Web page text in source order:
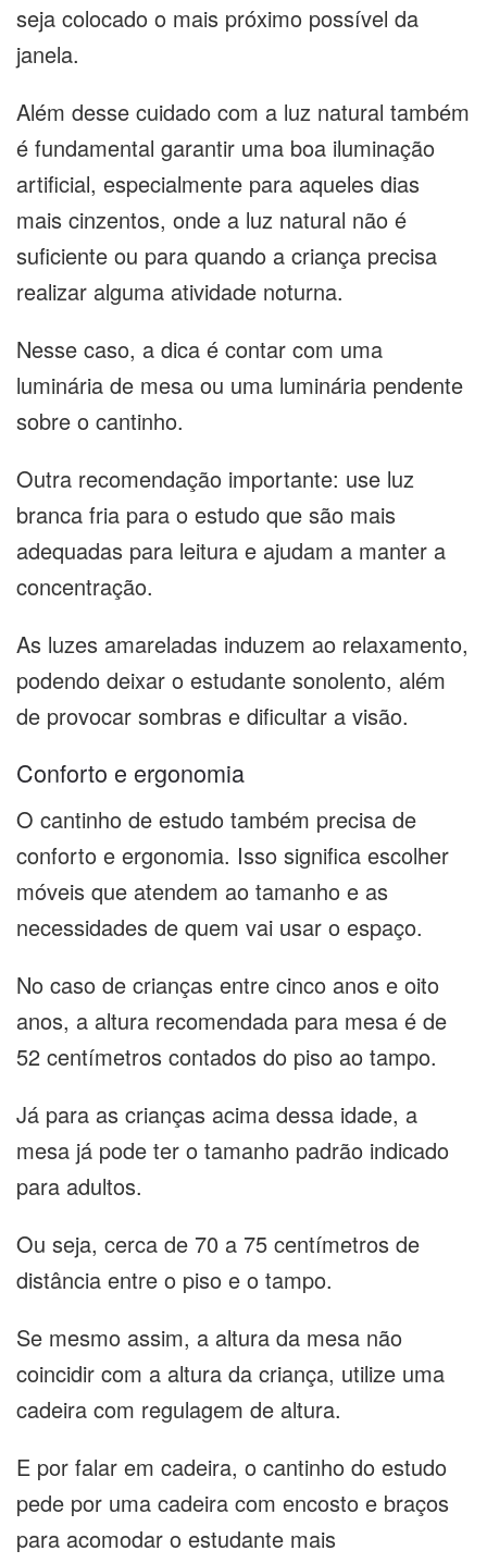
seja colocado o mais próximo possível da
janela.
Além desse cuidado com a luz natural também
é fundamental garantir uma boa iluminação
artificial, especialmente para aqueles dias
mais cinzentos, onde a luz natural não é
suficiente ou para quando a criança precisa
realizar alguma atividade noturna.
Nesse caso, a dica é contar com uma
luminária de mesa ou uma luminária pendente
sobre o cantinho.
Outra recomendação importante: use luz
branca fria para o estudo que são mais
adequadas para leitura e ajudam a manter a
concentração.
As luzes amareladas induzem ao relaxamento,
podendo deixar o estudante sonolento, além
de provocar sombras e dificultar a visão.
Conforto e ergonomia
O cantinho de estudo também precisa de
conforto e ergonomia. Isso significa escolher
móveis que atendem ao tamanho e as
necessidades de quem vai usar o espaço.
No caso de crianças entre cinco anos e oito
anos, a altura recomendada para mesa é de
52 centímetros contados do piso ao tampo.
Já para as crianças acima dessa idade, a
mesa já pode ter o tamanho padrão indicado
para adultos.
Ou seja, cerca de 70 a 75 centímetros de
distância entre o piso e o tampo.
Se mesmo assim, a altura da mesa não
coincidir com a altura da criança, utilize uma
cadeira com regulagem de altura.
E por falar em cadeira, o cantinho do estudo
pede por uma cadeira com encosto e braços
para acomodar o estudante mais